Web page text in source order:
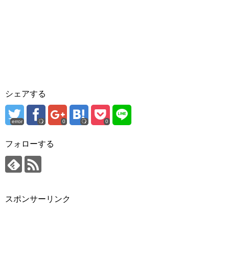
シェアする
error 0 0
フォローする
スポンサーリンク